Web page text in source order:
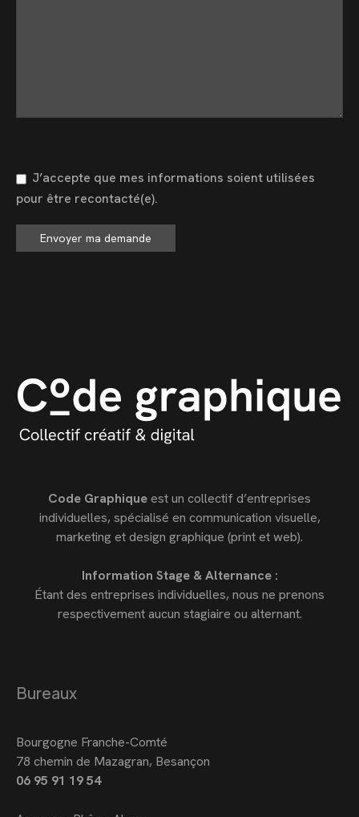
J’accepte que mes informations soient utilisées
pour être recontacté(e).
Code Graphiqueest un collectif d’entreprises
individuelles, spécialisé en communication visuelle,
marketing et design graphique (print et web).
Information Stage & Alternance :
Étant des entreprises individuelles, nous ne prenons
respectivement aucun stagiaire ou alternant.
Bureaux
Bourgogne Franche-Comté
78 chemin de Mazagran, Besançon
06 95 91 19 54